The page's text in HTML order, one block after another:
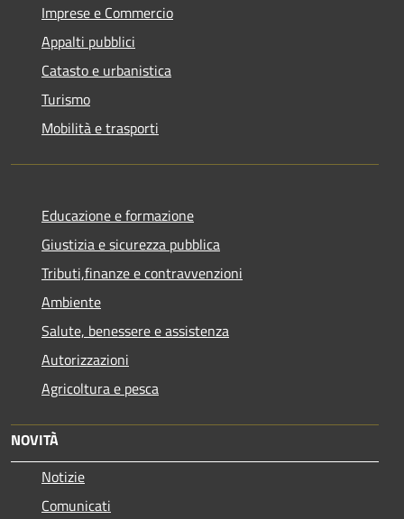
Imprese e Commercio
Appalti pubblici
Catasto e urbanistica
Turismo
Mobilità e trasporti
Educazione e formazione
Giustizia e sicurezza pubblica
Tributi,finanze e contravvenzioni
Ambiente
Salute, benessere e assistenza
Autorizzazioni
Agricoltura e pesca
NOVITÀ
Notizie
Comunicati